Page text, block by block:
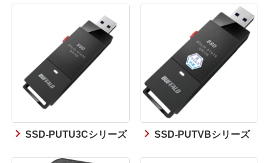
SSD-PUTU3Cシリーズ SSD-PUTVBシリーズ